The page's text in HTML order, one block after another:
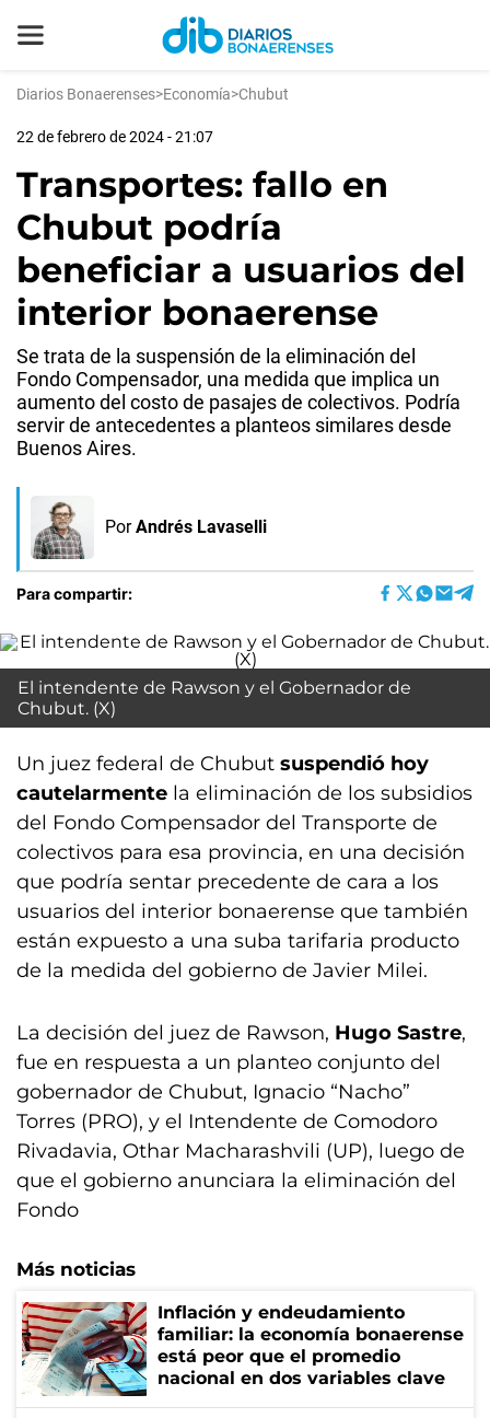
Diarios Bonaerenses>Economía>Chubut
22 de febrero de 2024 - 21:07
Transportes: fallo en
Chubut podría
beneficiar a usuarios del
interior bonaerense
Se trata de la suspensión de la eliminación del
Fondo Compensador, una medida que implica un
aumento del costo de pasajes de colectivos. Podría
servir de antecedentes a planteos similares desde
Buenos Aires.
Por Andrés Lavaselli
Para compartir:
El intendente de Rawson y el Gobernador de
Chubut. (X)
Un juez federal de Chubut suspendió hoy
cautelarmente la eliminación de los subsidios
del Fondo Compensador del Transporte de
colectivos para esa provincia, en una decisión
que podría sentar precedente de cara a los
usuarios del interior bonaerense que también
están expuesto a una suba tarifaria producto
de la medida del gobierno de Javier Milei.
La decisión del juez de Rawson, Hugo Sastre,
fue en respuesta a un planteo conjunto del
gobernador de Chubut, Ignacio “Nacho”
Torres (PRO), y el Intendente de Comodoro
Rivadavia, Othar Macharashvili (UP), luego de
que el gobierno anunciara la eliminación del
Fondo
Más noticias
Inflación y endeudamiento
familiar: la economía bonaerense
está peor que el promedio
nacional en dos variables clave